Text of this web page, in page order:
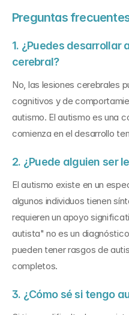
Preguntas
1. ¿Puedes desarrollar
cerebral?
No, las lesiones cerebrales
cognitivos y de
autismo. El autismo es una
comienza en el desarrollo
2. ¿Puede alguien ser
El autismo existe en un
algunos individuos tienen
requieren un apoyo
autista" no es un
pueden tener rasgos de
completos.
3. ¿Cómo sé si tengo